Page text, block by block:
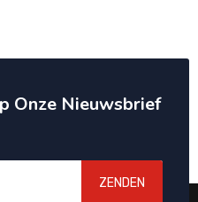
Onze Nieuwsbrief
ZENDEN